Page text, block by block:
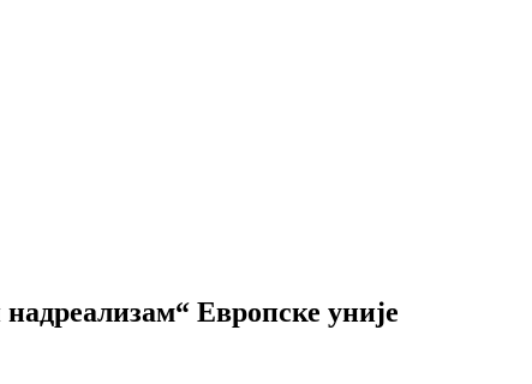
Европске уније